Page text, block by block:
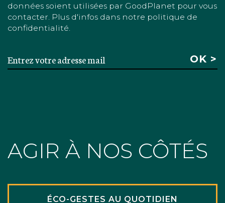
données soient utilisées par GoodPlanet pour vous
contacter. Plus d'infos dans notre politique de
confidentialité.
AGIR À NOS CÔTÉS
ÉCO-GESTES AU QUOTIDIEN